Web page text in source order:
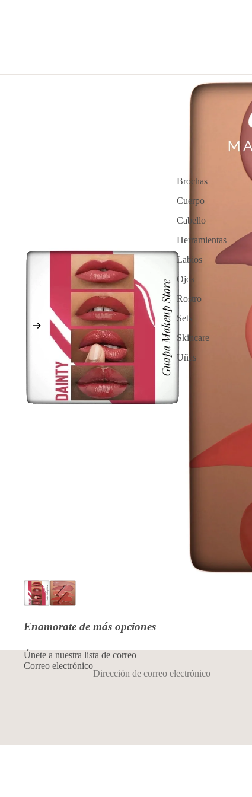
Brochas
Cuerpo
Cabello
Herramientas
Labios
Ojos
Rostro
Sets
Skincare
Uñas
Enamorate de más opciones
Únete a nuestra lista de correo
Correo electrónico